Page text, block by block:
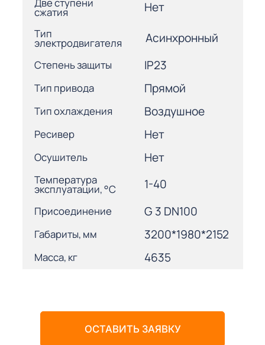
сжатия Нет
Тип
электродвигателя Асинхронный
Степень защиты IP23
Тип привода Прямой
Тип охлаждения Воздушное
Ресивер Нет
Осушитель Нет
Температура
эксплуатации, °С 1-40
Присоединение G 3 DN100
Габариты, мм 3200*1980*2152
Масса, кг 4635
ОСТАВИТЬ ЗАЯВКУ